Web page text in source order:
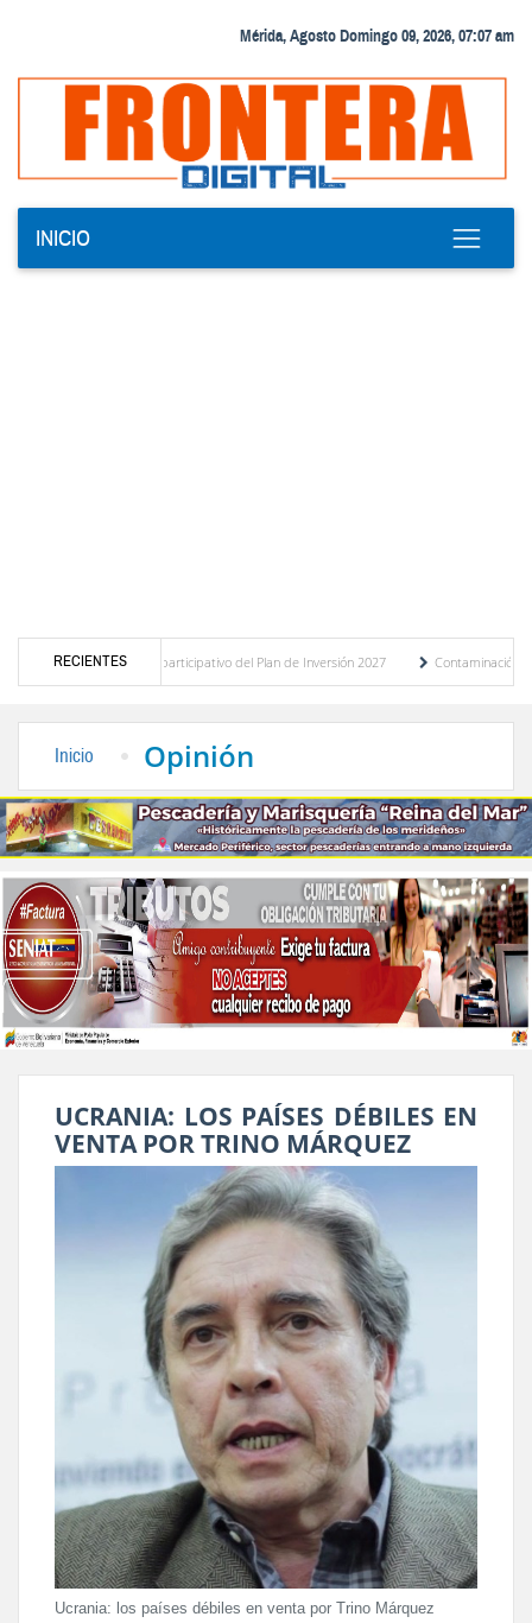
Mérida, Agosto Domingo 09, 2026, 07:07 am
INICIO
RECIENTES
presupuesto participativo del Plan de Inversión 2027
Contaminación y
Inicio Opinión
UCRANIA: LOS PAÍSES DÉBILES EN
VENTA POR TRINO MÁRQUEZ
Ucrania: los países débiles en venta por Trino Márquez